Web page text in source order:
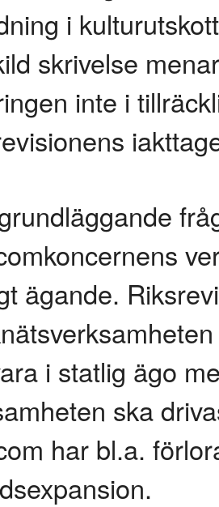
i
skrivelse
inte i
ägande.
i statlig ägo
ska
har bl.a.